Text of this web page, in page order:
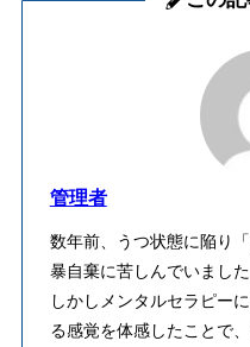
管理者
数年前、うつ状態に陥り
暴自棄に苦しんでいました
しかしメンタルセラピー
る感覚を体感したことで